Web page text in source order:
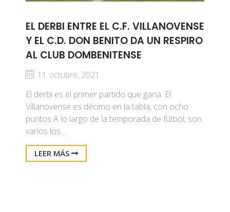
EL DERBI ENTRE EL C.F. VILLANOVENSE
Y EL C.D. DON BENITO DA UN RESPIRO
AL CLUB DOMBENITENSE
11 octubre, 2021
El derbi es el primer partido que gana. El
Villanovense es décimo en la tabla, con ocho
puntos A lo largo de la temporada de fútbol, son
varios los ...
LEER MÁS